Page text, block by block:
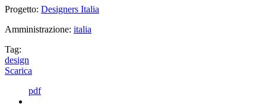
Progetto: Designers Italia
Amministrazione: italia
Tag:
design
Scarica
pdf